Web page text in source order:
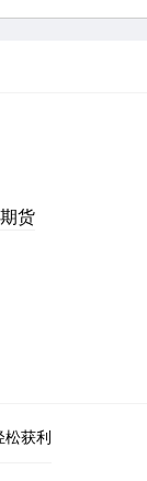
货
松获利